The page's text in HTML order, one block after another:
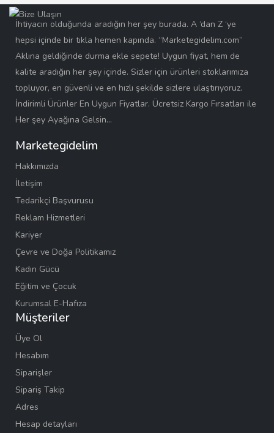
İhtiyacın olduğunda aradığın her şey burada. A ‘dan Z ‘ye
hepsi içinde bir tıkla hemen kapında. “Marketegidelim.com”
Aklına geldiğinde durma ekle sepete! Uygun fiyat, hem de
kalite aradığın her şey içinde. Sizler için ürünleri stoklarımıza
topluyor, en güvenli ve en hızlı şekilde sizlere ulaştırıyoruz.
İndirimli Ürünler En Uygun Fiyatlar. Ücretsiz Kargo Fırsatları ile
Her şey Ayağına Gelsin…
Marketegidelim
Hakkımızda
İletişim
Tedarikçi Başvurusu
Reklam Hizmetleri
Kariyer
Çevre ve Doğa Politikamız
Kadın Gücü
Eğitim ve Çocuk
Kurumsal E-Hafıza
Müşteriler
Üye Ol
Hesabım
Siparişler
Sipariş Takip
Adres
Hesap detayları